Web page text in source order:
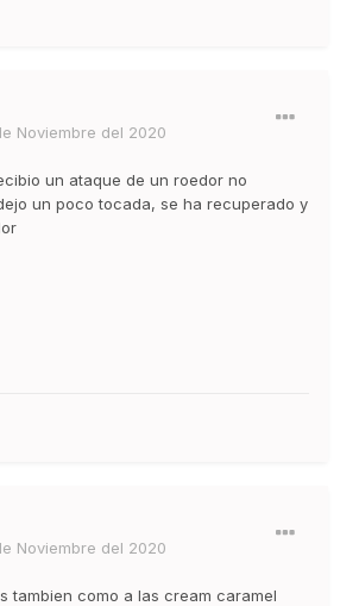
Noviembre del 2020
un ataque de un roedor no
un poco tocada, se ha recuperado y
Noviembre del 2020
tambien como a las cream caramel